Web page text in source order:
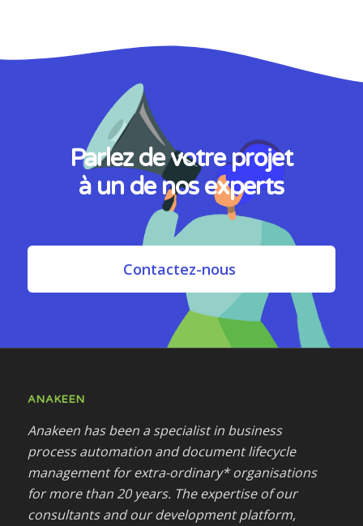
Parlez de votre projet
à un de nos experts
Contactez-nous
ANAKEEN
Anakeen has been a specialist in business
process automation and document lifecycle
management for extra-ordinary* organisations
for more than 20 years. The expertise of our
consultants and our development platform,